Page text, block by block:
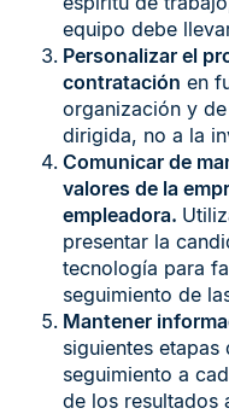
equipo debe
Personalizar el
contratación en
organización y
dirigida, no a la
Comunicar de
valores de la
empleadora.
presentar la
tecnología para
seguimiento de
Mantener
siguientes
seguimiento a
de los resultados